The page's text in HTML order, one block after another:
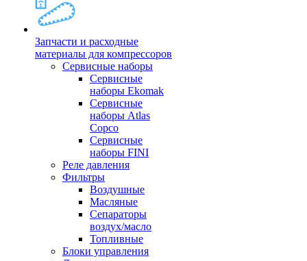
Запчасти и расходные
материалы для компрессоров
Cервисные наборы
Сервисные
наборы Ekomak
Cервисные
наборы Atlas
Copco
Сервисные
наборы FINI
Реле давления
Фильтры
Воздушные
Масляные
Сепараторы
воздух/масло
Топливные
Блоки управления